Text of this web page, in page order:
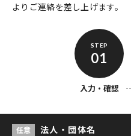
よりご連絡を差し上げます。
01
入力・確認
法人・団体名
任意